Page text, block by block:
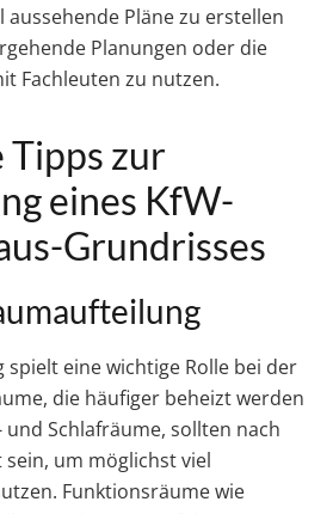
Pläne zu erstellen
Planungen oder die
Fachleuten zu nutzen.
Tipps zur
eines KfW-
Grundrisses
spielt eine wichtige Rolle bei der
die häufiger beheizt werden
und Schlafräume, sollten nach
um möglichst viel
Funktionsräume wie